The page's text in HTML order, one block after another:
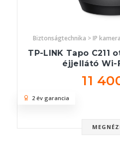
Biztonságtechnika > IP
TP-LINK Tapo C211
éjjellátó Wi-
11
2 év garancia